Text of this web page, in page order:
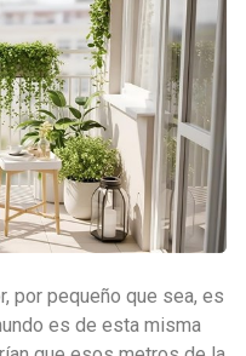
por pequeño que sea, es
es de esta misma